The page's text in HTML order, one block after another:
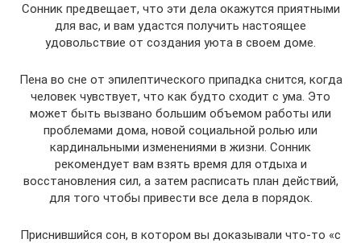
Сонник предвещает, что эти дела окажутся приятными
для вас, и вам удастся получить настоящее
удовольствие от создания уюта в своем доме.
Пена во сне от эпилептического припадка снится, когда
человек чувствует, что как будто сходит с ума. Это
может быть вызвано большим объемом работы или
проблемами дома, новой социальной ролью или
кардинальными изменениями в жизни. Сонник
рекомендует вам взять время для отдыха и
восстановления сил, а затем расписать план действий,
для того чтобы привести все дела в порядок.
Приснившийся сон, в котором вы доказывали что-то «с